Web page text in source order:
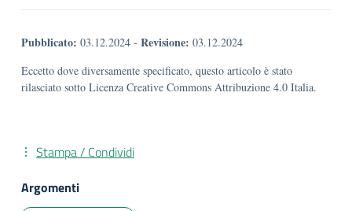
Pubblicato: 03.12.2024 - Revisione: 03.12.2024
Eccetto dove diversamente specificato, questo articolo è stato
rilasciato sotto Licenza Creative Commons Attribuzione 4.0 Italia.
Stampa / Condividi
Argomenti